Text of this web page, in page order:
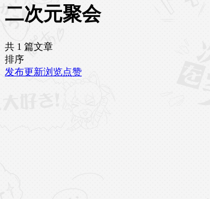
二次元聚会
共 1 篇文章
排序
发布更新浏览点赞